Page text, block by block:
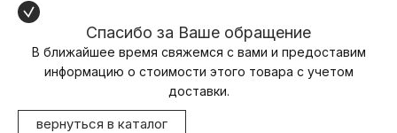
Спасибо за Ваше обращение
В ближайшее время свяжемся с вами и предоставим
информацию о стоимости этого товара с учетом
доставки.
вернуться в каталог